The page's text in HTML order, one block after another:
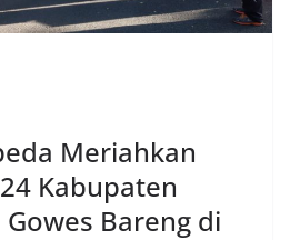
Meriahkan
Kabupaten
Bareng di